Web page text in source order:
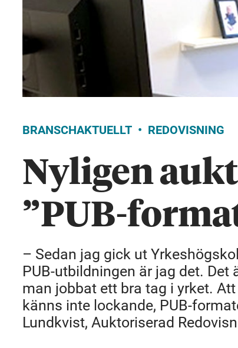
BRANSCHAKTUELLT REDOVISNING
Nyligen
”PUB-
– Sedan jag gick ut
PUB-utbildningen är jag det.
man jobbat ett bra tag i yrket.
känns inte lockande, PUB-
Lundkvist, Auktoriserad